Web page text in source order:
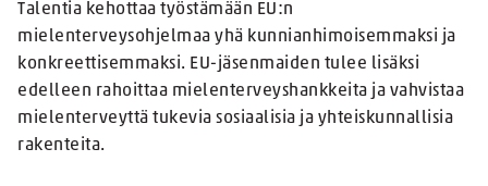
Talentia kehottaa työstämään EU:n
mielenterveysohjelmaa yhä kunnianhimoisemmaksi ja
konkreettisemmaksi. EU-jäsenmaiden tulee lisäksi
edelleen rahoittaa mielenterveyshankkeita ja vahvistaa
mielenterveyttä tukevia sosiaalisia ja yhteiskunnallisia
rakenteita.